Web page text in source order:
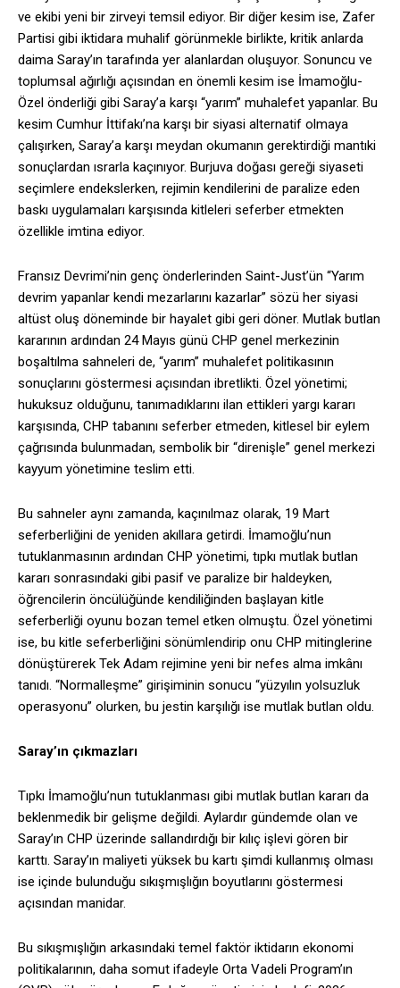
ve ekibi yeni bir zirveyi temsil ediyor. Bir diğer kesim ise, Zafer
Partisi gibi iktidara muhalif görünmekle birlikte, kritik anlarda
daima Saray’ın tarafında yer alanlardan oluşuyor. Sonuncu ve
toplumsal ağırlığı açısından en önemli kesim ise İmamoğlu-
Özel önderliği gibi Saray’a karşı “yarım” muhalefet yapanlar. Bu
kesim Cumhur İttifakı’na karşı bir siyasi alternatif olmaya
çalışırken, Saray’a karşı meydan okumanın gerektirdiği mantıki
sonuçlardan ısrarla kaçınıyor. Burjuva doğası gereği siyaseti
seçimlere endekslerken, rejimin kendilerini de paralize eden
baskı uygulamaları karşısında kitleleri seferber etmekten
özellikle imtina ediyor.
Fransız Devrimi’nin genç önderlerinden Saint-Just’ün “Yarım
devrim yapanlar kendi mezarlarını kazarlar” sözü her siyasi
altüst oluş döneminde bir hayalet gibi geri döner. Mutlak butlan
kararının ardından 24 Mayıs günü CHP genel merkezinin
boşaltılma sahneleri de, “yarım” muhalefet politikasının
sonuçlarını göstermesi açısından ibretlikti. Özel yönetimi;
hukuksuz olduğunu, tanımadıklarını ilan ettikleri yargı kararı
karşısında, CHP tabanını seferber etmeden, kitlesel bir eylem
çağrısında bulunmadan, sembolik bir “direnişle” genel merkezi
kayyum yönetimine teslim etti.
Bu sahneler aynı zamanda, kaçınılmaz olarak, 19 Mart
seferberliğini de yeniden akıllara getirdi. İmamoğlu’nun
tutuklanmasının ardından CHP yönetimi, tıpkı mutlak butlan
kararı sonrasındaki gibi pasif ve paralize bir haldeyken,
öğrencilerin öncülüğünde kendiliğinden başlayan kitle
seferberliği oyunu bozan temel etken olmuştu. Özel yönetimi
ise, bu kitle seferberliğini sönümlendirip onu CHP mitinglerine
dönüştürerek Tek Adam rejimine yeni bir nefes alma imkânı
tanıdı. “Normalleşme” girişiminin sonucu “yüzyılın yolsuzluk
operasyonu” olurken, bu jestin karşılığı ise mutlak butlan oldu.
Saray’ın çıkmazları
Tıpkı İmamoğlu’nun tutuklanması gibi mutlak butlan kararı da
beklenmedik bir gelişme değildi. Aylardır gündemde olan ve
Saray’ın CHP üzerinde sallandırdığı bir kılıç işlevi gören bir
karttı. Saray’ın maliyeti yüksek bu kartı şimdi kullanmış olması
ise içinde bulunduğu sıkışmışlığın boyutlarını göstermesi
açısından manidar.
Bu sıkışmışlığın arkasındaki temel faktör iktidarın ekonomi
politikalarının, daha somut ifadeyle Orta Vadeli Program’ın